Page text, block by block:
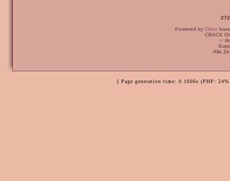
Powered by Orion
CBACK
:-:
Alle
[ Page generation time: 0.1606s (PHP: